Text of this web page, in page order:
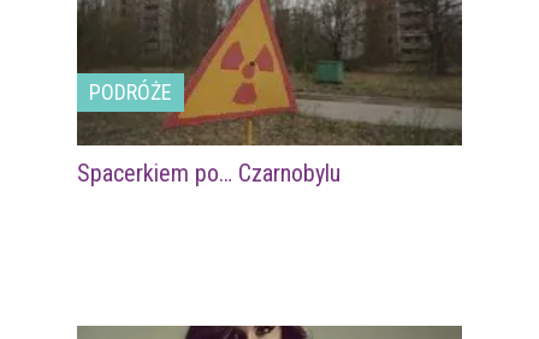
PODRÓŻE
Spacerkiem po… Czarnobylu